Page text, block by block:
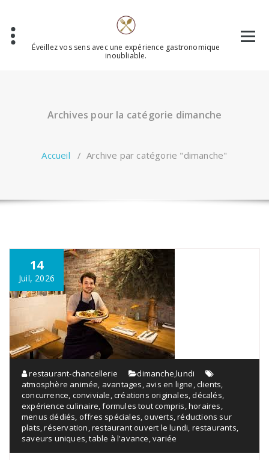
contenu
Éveillez vos sens avec une expérience gastronomique
inoubliable.
Archives pour la catégorie dimanche
Accueil /Archive par catégorie "dimanche"
14
Juil, 2026
restaurant-chancellerie dimanche,lundi
atmosphère animée, avantages, avis en ligne,clients,
concurrence, conviviale,créations originales,décalés,
expérience culinaire,formules tout compris,horaires,
menus dédiés, offres spéciales,ouverts,réductions sur
plats,réservation,restaurant ouvert le lundi, restaurants,
saveurs uniques,table à l'avance,variée